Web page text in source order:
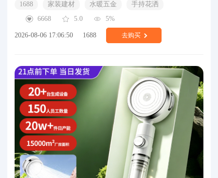
1688 家装建材 水暖五金
手持花洒
6668
5.0 5%
2026-08-06 17:06:50 1688 去购买